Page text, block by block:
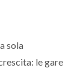
sola
le gare